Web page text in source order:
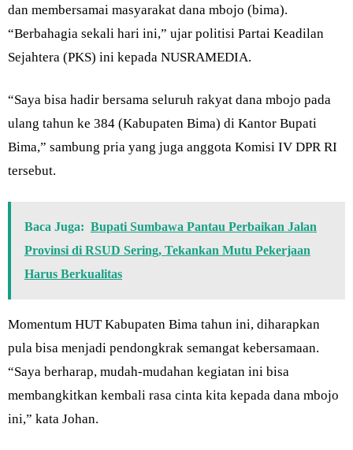
dan membersamai masyarakat dana mbojo (bima).
“Berbahagia sekali hari ini,” ujar politisi Partai Keadilan
Sejahtera (PKS) ini kepada NUSRAMEDIA.
“Saya bisa hadir bersama seluruh rakyat dana mbojo pada
ulang tahun ke 384 (Kabupaten Bima) di Kantor Bupati
Bima,” sambung pria yang juga anggota Komisi IV DPR RI
tersebut.
Baca Juga: Bupati Sumbawa Pantau Perbaikan Jalan
Provinsi di RSUD Sering, Tekankan Mutu Pekerjaan
Harus Berkualitas
Momentum HUT Kabupaten Bima tahun ini, diharapkan
pula bisa menjadi pendongkrak semangat kebersamaan.
“Saya berharap, mudah-mudahan kegiatan ini bisa
membangkitkan kembali rasa cinta kita kepada dana mbojo
ini,” kata Johan.